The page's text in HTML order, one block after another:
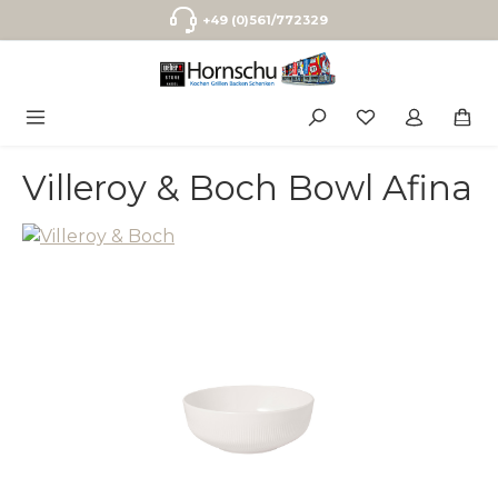
Zum Hauptinhalt springen+49 (0)561/772329
Villeroy & Boch Bowl Afina